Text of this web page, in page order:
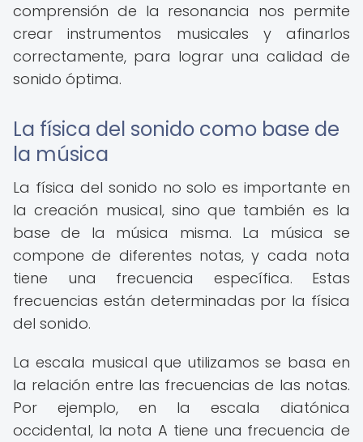
comprensión de la resonancia nos permite
crear instrumentos musicales y afinarlos
correctamente, para lograr una calidad de
sonido óptima.
La física del sonido como base de
la música
La física del sonido no solo es importante en
la creación musical, sino que también es la
base de la música misma. La música se
compone de diferentes notas, y cada nota
tiene una frecuencia específica. Estas
frecuencias están determinadas por la física
del sonido.
La escala musical que utilizamos se basa en
la relación entre las frecuencias de las notas.
Por ejemplo, en la escala diatónica
occidental, la nota A tiene una frecuencia de